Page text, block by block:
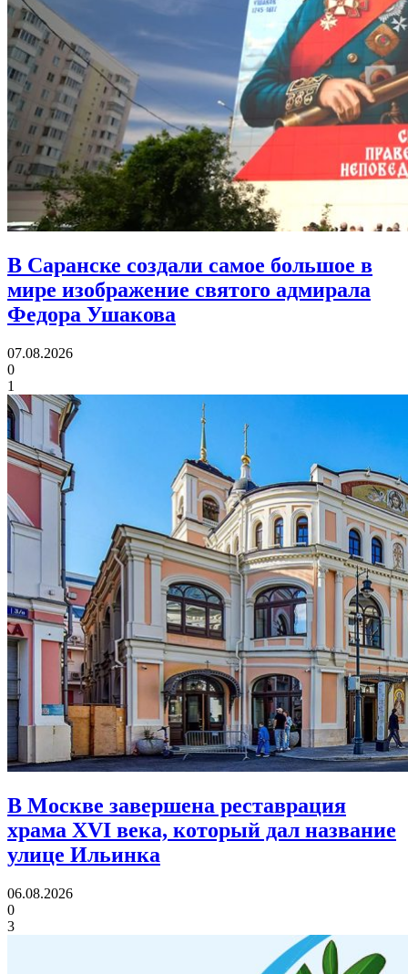
В Саранске создали самое большое в
мире изображение святого адмирала
Федора Ушакова
07.08.2026
0
1
В Москве завершена реставрация
храма XVI века, который дал название
улице Ильинка
06.08.2026
0
3